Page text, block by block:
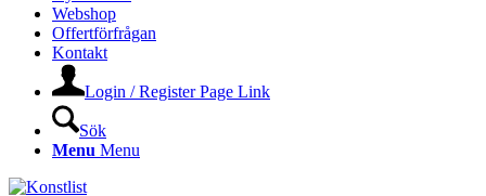
Webshop
Offertförfrågan
Kontakt
Login / Register Page Link
Sök
Menu Menu